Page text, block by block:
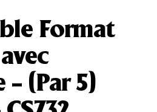
Format
– (Par 5)